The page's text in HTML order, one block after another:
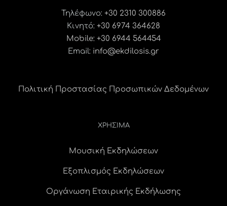
Τηλέφωνο: +30 2310 300886
Κινητό: +30 6974 364628
Mobile: +30 6944 564454
Email: info@ekdilosis.gr
Πολιτική Προστασίας Προσωπικών Δεδομένων
ΧΡΗΣΙΜΑ
Μουσική Εκδηλώσεων
Εξοπλισμός Εκδηλώσεων
Οργάνωση Εταιρικής Εκδήλωσης